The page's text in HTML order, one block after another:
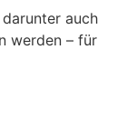
auch
werden – für